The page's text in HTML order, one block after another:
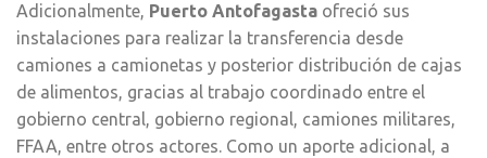
Adicionalmente, Puerto Antofagasta ofreció sus
instalaciones para realizar la transferencia desde
camiones a camionetas y posterior distribución de cajas
de alimentos, gracias al trabajo coordinado entre el
gobierno central, gobierno regional, camiones militares,
FFAA, entre otros actores. Como un aporte adicional, a